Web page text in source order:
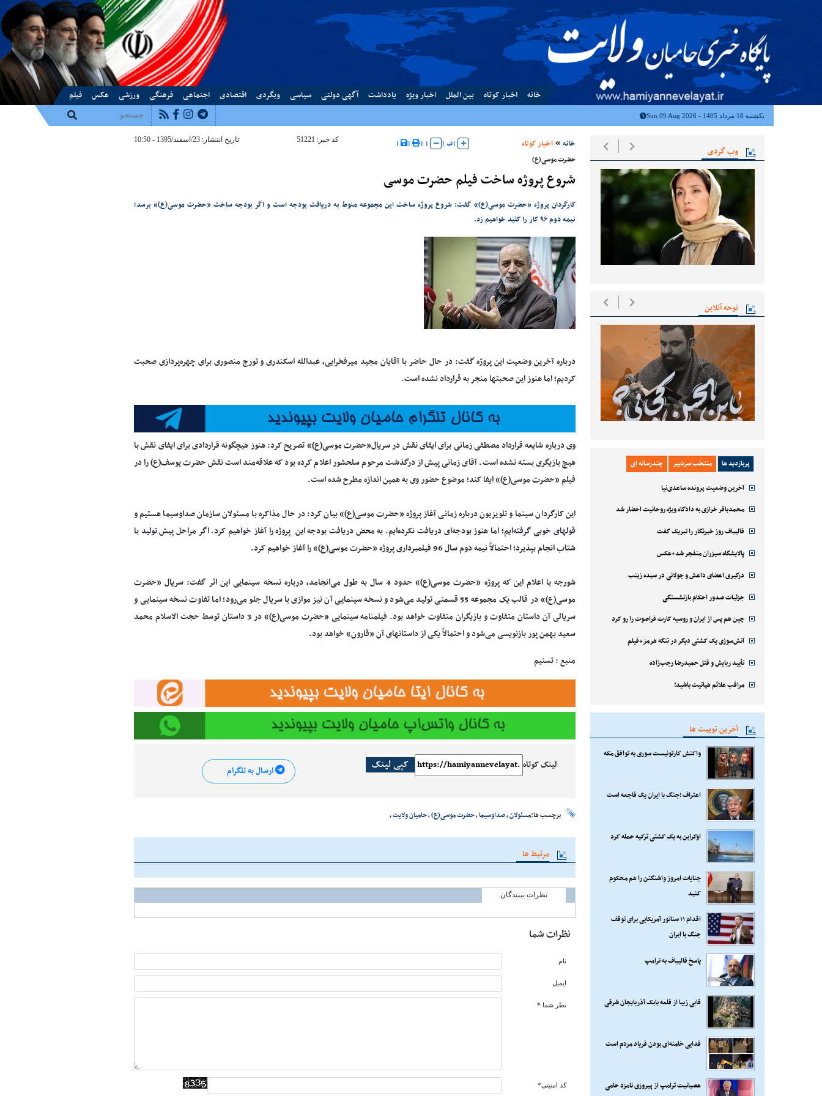
درباره ماتماس با ماپیوندها
خانه اخبار کوتاه بین الملل اخبار ویژه یادداشت آگهی دولتی سیاسی وبگردی اقتصادی اجتماعی فرهنگی ورزشی عکس فیلم
یکشنبه 18 مرداد 1405 - Sun 09 Aug 2026
وب گردی
نوحه آنلاین
پربازدید ها منتخب سردبیر چندرسانه ای
آخرین وضعیت پرونده ساعدی‌نیا
محمدباقر خرازی به دادگاه ویژه روحانیت احضار شد
قالیباف روز خبرنگار را تبریک گفت
پالایشگاه سیزران منفجر شد+عکس
درگیری اعضای داعش و جولانی در سیده زینب
جزئیات صدور احکام بازنشستگی
چین هم پس از ایران و روسیه کارت فراصوت را رو کرد
آتش‌سوزی یک کشتی دیگر در تنگه هرمز+فیلم
تأیید ربایش و قتل حمیدرضا رجب‌زاده
مراقب علائم هپاتیت باشید!
آخرین توییت ها
واکنش کارتونیست سوری به توافق مکه
اعتراف ؛جنگ با ایران یک فاجعه است
اوکراین به یک کشتی ترکیه حمله کرد
جنایات امروز واشنگتن را هم محکوم
کنید
اقدام ۱۱ سناتور آمریکایی برای توقف
جنگ با ایران
پاسخ قالیباف به ترامپ
قابی زیبا از قلعه بابک آذربایجان شرقی
فدایی خامنه‌ای بودن فریاد مردم است
عصبانیت ترامپ از پیروزی نامزد حامی
خانه اخبار کوتاه |ف|
|
|
|
| کد خبر: 51221 تاریخ انتشار: 23/اسفند/1395 - 10:50
حضرت موسی(ع)
شروع پروژه ساخت فیلم حضرت موسی
کارگردان پروژه «حضرت موسی(ع)» گفت: شروع پروژه ساخت این مجموعه منوط به دریافت بودجه است و اگر بودجه ساخت «حضرت موسی(ع)» برسد؛
نیمه دوم ۹۶ کار را کلید خواهیم زد.
درباره آخرین وضعیت این پروژه گفت: در حال حاضر با آقایان مجید میرفخرایی، عبدالله اسکندری و تورج منصوری برای چهره‌پردازی صحبت
کردیم؛ اما هنوز این صحبتها منجر به قرارداد نشده است.
وی درباره شایعه قرارداد مصطفی زمانی برای ایفای نقش در سریال«حضرت موسی(ع)» تصریح کرد: هنوز هیچگونه قراردادی برای ایفای نقش با
هیچ بازیگری بسته نشده است. آقای زمانی پیش از درگذشت مرحوم سلحشور اعلام کرده بود که علاقه‌مند است نقش حضرت یوسف(ع) را در
فیلم «حضرت موسی(ع)» ایفا کند؛ موضوع حضور وی به همین اندازه مطرح شده است.
این کارگردان سینما و تلویزیون درباره زمانی آغاز پروژه «حضرت موسی(ع)» بیان کرد: در حال مذاکره با مسئولان سازمان صدا‌وسیما هستیم و
قولهای خوبی گرفته‌ایم؛ اما هنوز بودجه‌ای دریافت نکرده‌ایم. به محض دریافت بودجه این پروژه را آغاز خواهیم کرد. اگر مراحل پیش تولید با
شتاب انجام بپذیرد؛ احتمالاً نیمه دوم سال 96 فیلمبرداری پروژه «حضرت موسی(ع)» را آغاز خواهیم کرد.
شورجه با اعلام این که پروژه «حضرت موسی(ع)» حدود 4 سال به طول می‌انجامد، درباره نسخه سینمایی این اثر گفت: سریال «حضرت
موسی(ع)» در قالب یک مجموعه 55 قسمتی تولید می‌شود و نسخه سینمایی آن نیز موازی با سریال جلو می‌رود؛ اما تفاوت نسخه سینمایی و
سریالی آن داستان متفاوت و بازیگران متفاوت خواهد بود. فیلمنامه سینمایی «حضرت موسی(ع)» در 3 داستان توسط حجت الاسلام محمد
سعید بهمن پور بازنویسی می‌شود و احتمالاً یکی از داستانهای آن «قارون» خواهد بود.
منبع : تسنیم
لینک کوتاه کپی لینک ارسال به تلگرام
برچسب ها:مسئولان،صدا‌وسیما،حضرت موسی(ع)،حامیان ولایت،
مرتبط ها
نظرات بینندگان
نظرات شما
نام
ایمیل
نظر شما *
کد امنیتی*